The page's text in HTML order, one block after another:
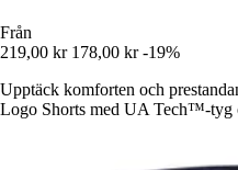
Från
219,00 kr 178,00 kr -19%
Upptäck komforten och
Logo Shorts med UA Tech™-tyg